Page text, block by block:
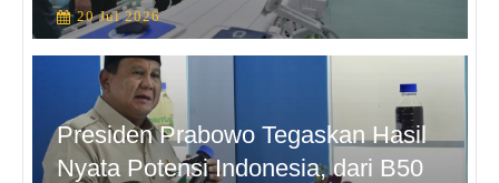
20 Jul 2026
Presiden Prabowo Tegaskan Hasil
Nyata Potensi Indonesia, dari B50